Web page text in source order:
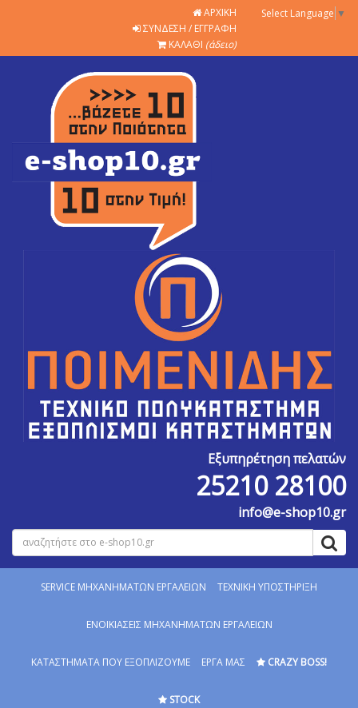
Select Language ▼
ΑΡΧΙΚΗ
ΣΥΝΔΕΣΗ / ΕΓΓΡΑΦΗ
ΚΑΛΑΘΙ (άδειο)
Εξυπηρέτηση πελατών
25210 28100
info@e-shop10.gr
SERVICE MΗΧΑΝΗΜΑΤΩΝ ΕΡΓΑΛΕΙΩΝ ΤΕΧΝΙΚΗ ΥΠΟΣΤΗΡΙΞΗ
ΕΝΟΙΚΙΑΣΕΙΣ ΜΗΧΑΝΗΜΑΤΩΝ ΕΡΓΑΛΕΙΩΝ
ΚΑΤΑΣΤΗΜΑΤΑ ΠΟΥ ΕΞΟΠΛΙΖΟΥΜΕ ΕΡΓΑ ΜΑΣ CRAZY BOSS!
STOCK